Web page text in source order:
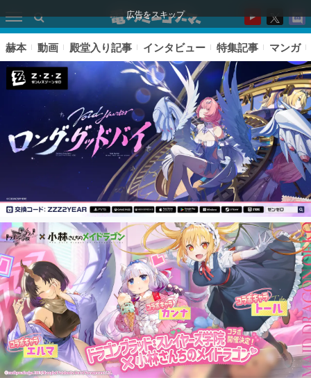
広告をスキップ
ピックアップ
電ファミのいま読まれている記事ランキング
アプリセール情報
インタビュー
連載・特集一覧
赫本 動画 殿堂入り記事 インタビュー 特集記事 マンガ